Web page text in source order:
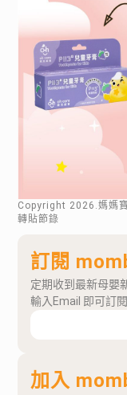
Copyright 2026 .媽媽
轉貼節錄
訂閱
定期收到最新母嬰
輸入Email 即可訂
加入